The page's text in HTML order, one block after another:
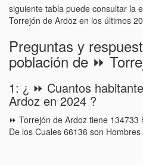
siguiente tabla puede consultar la
Torrejón de Ardoz en los últimos
Preguntas y
población de ⏩
1: ¿ ⏩ Cuantos
Ardoz en 2024 ?
⏩ Torrejón de Ardoz tiene
De los Cuales 66136 son